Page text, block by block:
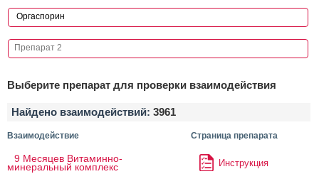
Выберите препарат для проверки взаимодействия
Найдено взаимодействий: 3961
Взаимодействие Страница препарата
9 Месяцев Витаминно-
минеральный комплекс Инструкция